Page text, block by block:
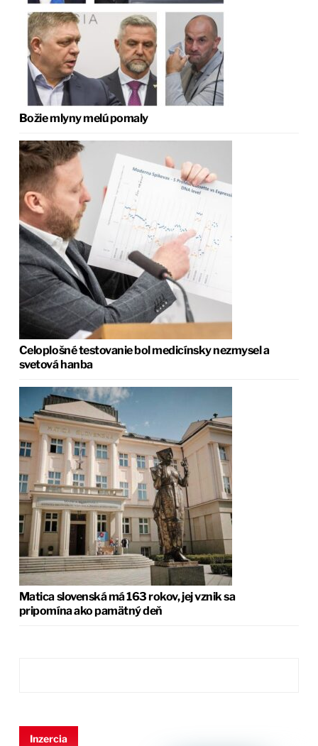
Božie mlyny melú pomaly
Celoplošné testovanie bol medicínsky nezmysel a
svetová hanba
Matica slovenská má 163 rokov, jej vznik sa
pripomína ako pamätný deň
Inzercia